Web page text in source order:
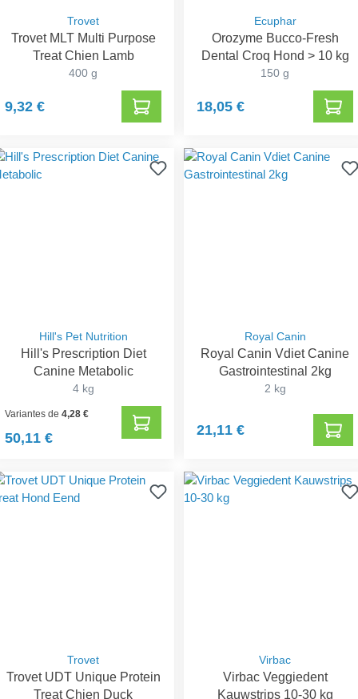
Trovet
Trovet MLT Multi Purpose
Treat Chien Lamb
400 g
9,32 €
Ecuphar
Orozyme Bucco-Fresh
Dental Croq Hond > 10 kg
150 g
18,05 €
Hill's Pet Nutrition
Hill's Prescription Diet
Canine Metabolic
4 kg
Variantes de4,28 €
50,11 €
Royal Canin
Royal Canin Vdiet Canine
Gastrointestinal 2kg
2 kg
21,11 €
Trovet
Trovet UDT Unique Protein
Treat Chien Duck
Virbac
Virbac Veggiedent
Kauwstrips 10-30 kg